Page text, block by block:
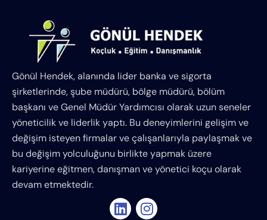
Gönül Hendek, alanında lider banka ve sigorta
şirketlerinde, şube müdürü, bölge müdürü, bölüm
başkanı ve Genel Müdür Yardımcısı olarak uzun seneler
yöneticilik ve liderlik yaptı. Bu deneyimlerini gelişim ve
değişim isteyen firmalar ve çalışanlarıyla paylaşmak ve
bu değişim yolculuğunu birlikte yapmak üzere
kariyerine eğitmen, danışman ve yönetici koçu olarak
devam etmektedir.